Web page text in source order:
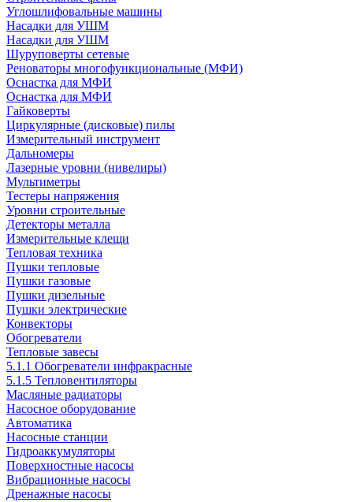
Углошлифовальные машины
Насадки для УШМ
Насадки для УШМ
Шуруповерты сетевые
Реноваторы многофункциональные (МФИ)
Оснастка для МФИ
Оснастка для МФИ
Гайковерты
Циркулярные (дисковые) пилы
Измерительный инструмент
Дальномеры
Лазерные уровни (нивелиры)
Мультиметры
Тестеры напряжения
Уровни строительные
Детекторы металла
Измерительные клещи
Тепловая техника
Пушки тепловые
Пушки газовые
Пушки дизельные
Пушки электрические
Конвекторы
Обогреватели
Тепловые завесы
5.1.1 Обогреватели инфракрасные
5.1.5 Тепловентиляторы
Масляные радиаторы
Насосное оборудование
Автоматика
Насосные станции
Гидроаккумуляторы
Поверхностные насосы
Вибрационные насосы
Дренажные насосы